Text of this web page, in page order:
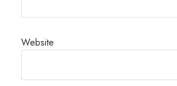
Website